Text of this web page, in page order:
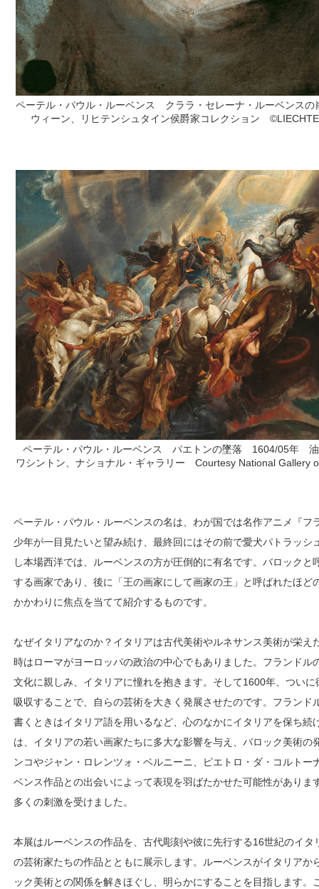
ペーテル・パウル・ルーベンス クララ・セレーナ・ルーベンス
ウィーン、リヒテンシュタイン侯爵家コレクション
ペーテル・パウル・ルーベンス パエトンの墜落 1604/05年 油
ワシントン、ナショナル・ギャラリー Courtesy National Gallery
ペーテル・パウル・ルーベンスの名は、わが国では名作アニメ『
少年が一目見たいと望み続け、最終回にはその前で愛犬パトラッ
し本場西洋では、ルーベンスの方が圧倒的に有名です。バロック
する画家であり、後に「王の画家にして画家の王」と呼ばれたほ
かかわりに焦点を当てて紹介するものです。
なぜイタリアなのか？イタリアは古代美術やルネサンス美術が栄
時はローマがヨーロッパの政治の中心でもありました。フランド
文化に親しみ、イタリアに憧れを抱きます。そして1600年、つい
吸収することで、自らの芸術を大きく発展させたのです。フラン
書くときはイタリア語を用いるなど、心のなかにイタリアを保ち
は、イタリアの若い画家たちに多大な影響を与え、バロック美術
ンコやジャン・ロレンツォ・ベルニーニ、ピエトロ・ダ・コルト
ベンス作品との出会いによって表現を羽ばたかせた可能性があり
多くの刺激を受けました。
本展はルーベンスの作品を、古代彫刻や彼に先行する16世紀のイ
の芸術家たちの作品とともに展示します。ルーベンスがイタリア
ック美術との関係を解きほぐし、明らかにすることを目指します